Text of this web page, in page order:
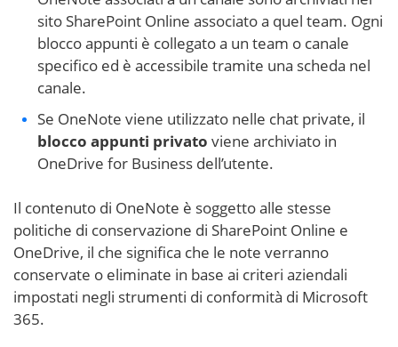
sito SharePoint Online associato a quel team. Ogni
blocco appunti è collegato a un team o canale
specifico ed è accessibile tramite una scheda nel
canale.
Se OneNote viene utilizzato nelle chat private, il
blocco appunti privato viene archiviato in
OneDrive for Business dell’utente.
Il contenuto di OneNote è soggetto alle stesse
politiche di conservazione di SharePoint Online e
OneDrive, il che significa che le note verranno
conservate o eliminate in base ai criteri aziendali
impostati negli strumenti di conformità di Microsoft
365.